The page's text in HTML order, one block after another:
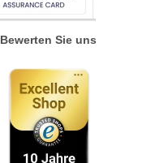
Bewerten Sie uns